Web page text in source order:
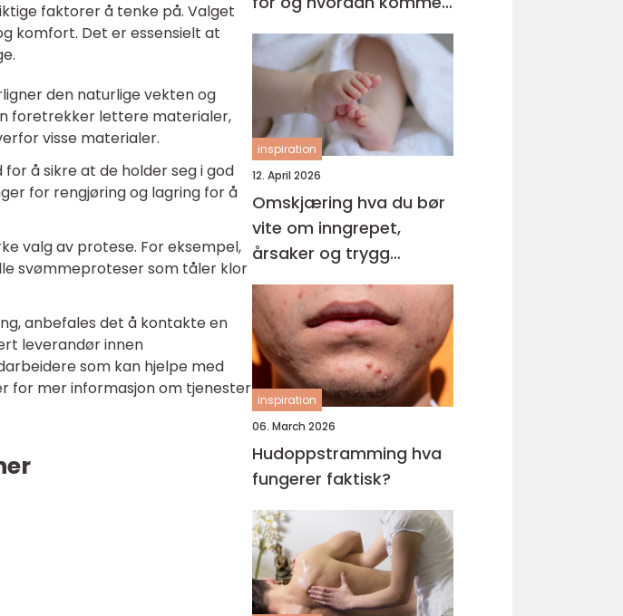
faktorer å tenke på. Valget
komfort. Det er essensielt at
den naturlige vekten og
foretrekker lettere materialer,
visse materialer.
å sikre at de holder seg i god
for rengjøring og lagring for å
valg av protese. For eksempel,
svømmeproteser som tåler klor
anbefales det å kontakte en
leverandør innen
som kan hjelpe med
for mer informasjon om tjenester
gang
inspiration
12. April 2026
Omskjæring hva du bør
vite om inngrepet,
årsaker og trygg
behandling
inspiration
06. March 2026
Hudoppstramming hva
fungerer faktisk?